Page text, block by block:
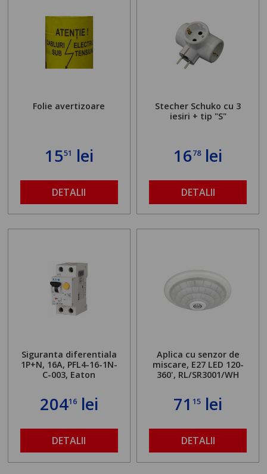
Folie avertizoare
1551 lei
DETALII
Stecher Schuko cu 3
iesiri + tip "S"
1678lei
DETALII
Siguranta diferentiala
1P+N, 16A, PFL4-16-1N-
C-003, Eaton
20416lei
DETALII
Aplica cu senzor de
miscare, E27 LED 120-
360', RL/SR3001/WH
7115 lei
DETALII